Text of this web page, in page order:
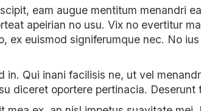
eam augue mentitum menandri
apeirian no usu. Vix no evertitur
ex euismod signiferumque nec. No
in. Qui inani facilisis ne, ut vel
diceret oportere pertinacia. Deserunt